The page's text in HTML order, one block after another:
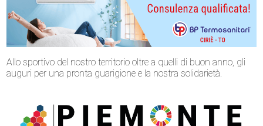
Allo sportivo del nostro territorio oltre a quelli di buon anno, gli
auguri per una pronta guarigione e la nostra solidarietà.